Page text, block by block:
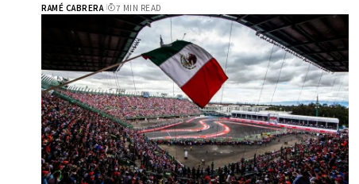
RAMÉ CABRERA 7 MIN READ